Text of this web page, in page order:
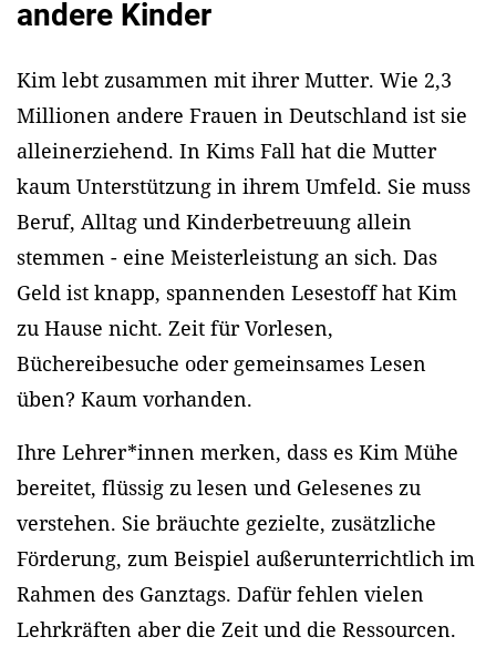
andere Kinder
Kim lebt zusammen mit ihrer Mutter. Wie 2,3
Millionen andere Frauen in Deutschland ist sie
alleinerziehend. In Kims Fall hat die Mutter
kaum Unterstützung in ihrem Umfeld. Sie muss
Beruf, Alltag und Kinderbetreuung allein
stemmen - eine Meisterleistung an sich. Das
Geld ist knapp, spannenden Lesestoff hat Kim
zu Hause nicht. Zeit für Vorlesen,
Büchereibesuche oder gemeinsames Lesen
üben? Kaum vorhanden.
Ihre Lehrer*innen merken, dass es Kim Mühe
bereitet, flüssig zu lesen und Gelesenes zu
verstehen. Sie bräuchte gezielte, zusätzliche
Förderung, zum Beispiel außerunterrichtlich im
Rahmen des Ganztags. Dafür fehlen vielen
Lehrkräften aber die Zeit und die Ressourcen.